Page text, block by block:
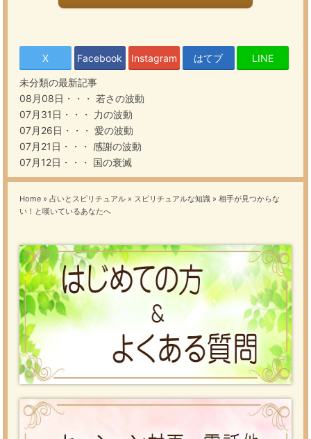
X Facebook Instagram はてブ LINE
未分類の最新記事
08月08日・・・ 若さの波動
07月31日・・・ 力の波動
07月26日・・・ 愛の波動
07月21日・・・ 感謝の波動
07月12日・・・ 国の衰滅
Home » 占いとスピリチュアル » スピリチュアルな知識 » 相手が見つからな
い！と嘆いているあなたへ